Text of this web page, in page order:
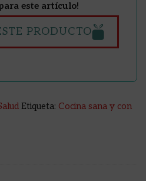
este artículo!
PRODUCTO
Etiqueta: Cocina sana y con